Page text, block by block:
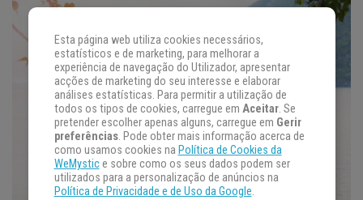
Esta página web utiliza cookies necessários,
estatísticos e de marketing, para melhorar a
experiência de navegação do Utilizador, apresentar
acções de marketing do seu interesse e elaborar
análises estatísticas. Para permitir a utilização de
todos os tipos de cookies, carregue em Aceitar. Se
pretender escolher apenas alguns, carregue em Gerir
preferências. Pode obter mais informação acerca de
como usamos cookies na Política de Cookies da
WeMystice sobre como os seus dados podem ser
utilizados para a personalização de anúncios na
Política de Privacidade e de Uso da Google.